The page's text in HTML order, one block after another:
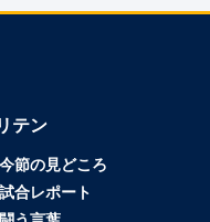
テン
今節の見どころ
試合レポート